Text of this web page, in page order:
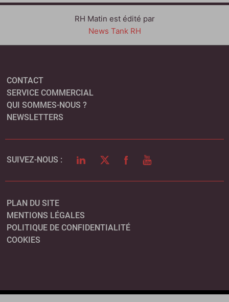
RH Matin est édité par
News Tank RH
CONTACT
SERVICE COMMERCIAL
QUI SOMMES-NOUS ?
NEWSLETTERS
SUIVEZ-NOUS : LINKEDINTWITTERFACEBOOK
YOUTUBE
PLAN DU SITE
MENTIONS LÉGALES
POLITIQUE DE CONFIDENTIALITÉ
COOKIES